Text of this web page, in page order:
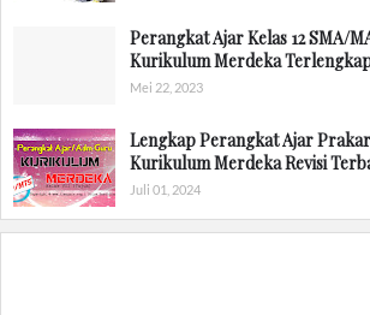
Perangkat Ajar Kelas 12 SMA/
Kurikulum Merdeka
Mei 22, 2023
Lengkap Perangkat Ajar
Kurikulum Merdeka Revisi
Juli 01, 2024